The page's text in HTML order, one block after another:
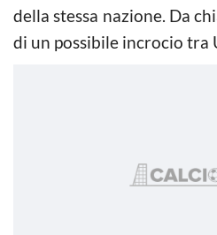
della stessa nazione. Da
di un possibile incrocio tra